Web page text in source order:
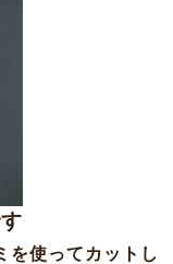
を使ってカットし